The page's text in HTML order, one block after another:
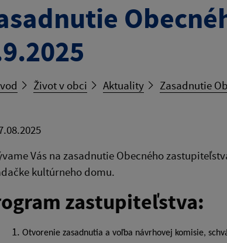
Život v obci Aktuality Zasadnutie
Vás na zasadnutie Obecného
kultúrneho domu.
zastupiteľstva:
Otvorenie zasadnutia a voľba návrhovej komisie,